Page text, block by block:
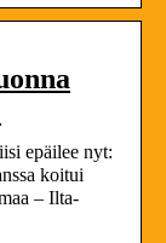
epäilee nyt:
koitui
– Ilta-